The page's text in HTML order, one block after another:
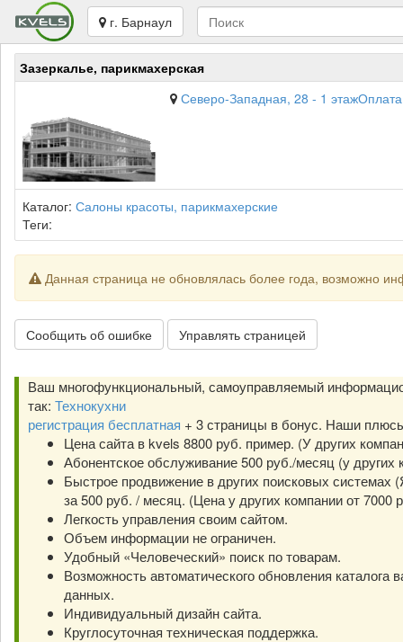
г. Барнаул
Зазеркалье, парикмахерская
Северо-Западная, 28 - 1
Каталог: Салоны красоты, парикмахерские
Теги:
Данная страница не обновлялась более года, возможно
Сообщить об ошибке Управлять страницей
Ваш многофункциональный, самоуправляемый
так: Технокухни
регистрация бесплатная + 3 страницы в бонус. Наши
Цена сайта в kvels 8800 руб. пример. (У других
Абонентское обслуживание 500 руб./месяц (у других
Быстрое продвижение в других поисковых системах
за 500 руб. / месяц. (Цена у других компании от 7000
Легкость управления своим сайтом.
Объем информации не ограничен.
Удобный «Человеческий» поиск по товарам.
Возможность автоматического обновления каталога
данных.
Индивидуальный дизайн сайта.
Круглосуточная техническая поддержка.